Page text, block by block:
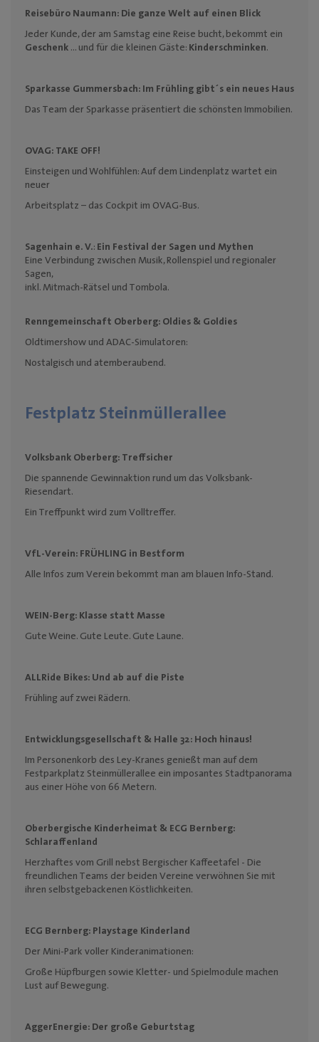
Reisebüro Naumann: Die ganze Welt auf einen Blick
Jeder Kunde, der am Samstag eine Reise bucht, bekommt ein
Geschenk ... und für die kleinen Gäste: Kinderschminken.
Sparkasse Gummersbach: Im Frühling gibt´s ein neues Haus
Das Team der Sparkasse präsentiert die schönsten Immobilien.
OVAG: TAKE OFF!
Einsteigen und Wohlfühlen: Auf dem Lindenplatz wartet ein
neuer
Arbeitsplatz – das Cockpit im OVAG-Bus.
Sagenhain e. V.: Ein Festival der Sagen und Mythen
Eine Verbindung zwischen Musik, Rollenspiel und regionaler
Sagen,
inkl. Mitmach-Rätsel und Tombola.
Renngemeinschaft Oberberg: Oldies & Goldies
Oldtimershow und ADAC-Simulatoren:
Nostalgisch und atemberaubend.
Festplatz Steinmüllerallee
Volksbank Oberberg: Treffsicher
Die spannende Gewinnaktion rund um das Volksbank-
Riesendart.
Ein Treffpunkt wird zum Volltreffer.
VfL-Verein: FRÜHLING in Bestform
Alle Infos zum Verein bekommt man am blauen Info-Stand.
WEIN-Berg: Klasse statt Masse
Gute Weine. Gute Leute. Gute Laune.
ALLRide Bikes: Und ab auf die Piste
Frühling auf zwei Rädern.
Entwicklungsgesellschaft & Halle 32: Hoch hinaus!
Im Personenkorb des Ley-Kranes genießt man auf dem
Festparkplatz Steinmüllerallee ein imposantes Stadtpanorama
aus einer Höhe von 66 Metern.
Oberbergische Kinderheimat & ECG Bernberg:
Schlaraffenland
Herzhaftes vom Grill nebst Bergischer Kaffeetafel - Die
freundlichen Teams der beiden Vereine verwöhnen Sie mit
ihren selbstgebackenen Köstlichkeiten.
ECG Bernberg: Playstage Kinderland
Der Mini-Park voller Kinderanimationen:
Große Hüpfburgen sowie Kletter- und Spielmodule machen
Lust auf Bewegung.
AggerEnergie: Der große Geburtstag